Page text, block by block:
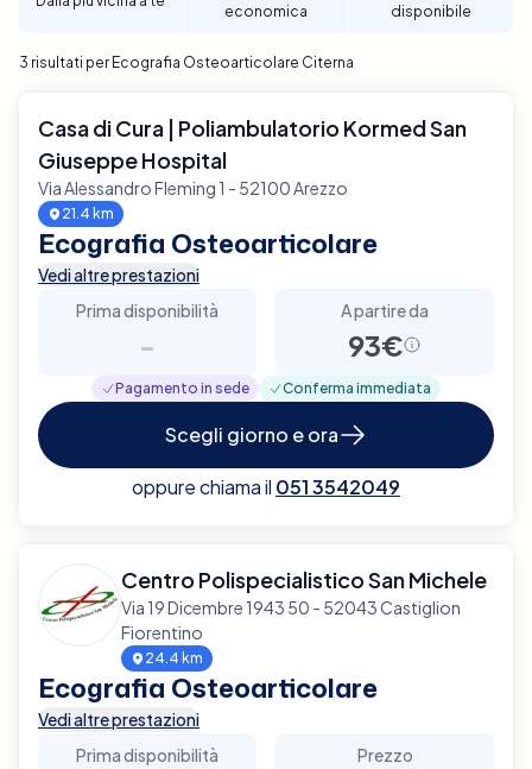
economica
disponibile
3 risultati per Ecografia Osteoarticolare Citerna
Casa di Cura | Poliambulatorio Kormed San
Giuseppe Hospital
Via Alessandro Fleming 1 - 52100 Arezzo
21.4 km
Ecografia Osteoarticolare
Vedi altre prestazioni
Prima disponibilità
-
A partire da
93€
Pagamento in sede Conferma immediata
Scegli giorno e ora
oppure chiama il 051 3542049
Centro Polispecialistico San Michele
Via 19 Dicembre 1943 50 - 52043 Castiglion
Fiorentino
24.4 km
Ecografia Osteoarticolare
Vedi altre prestazioni
Prima disponibilità
Prezzo